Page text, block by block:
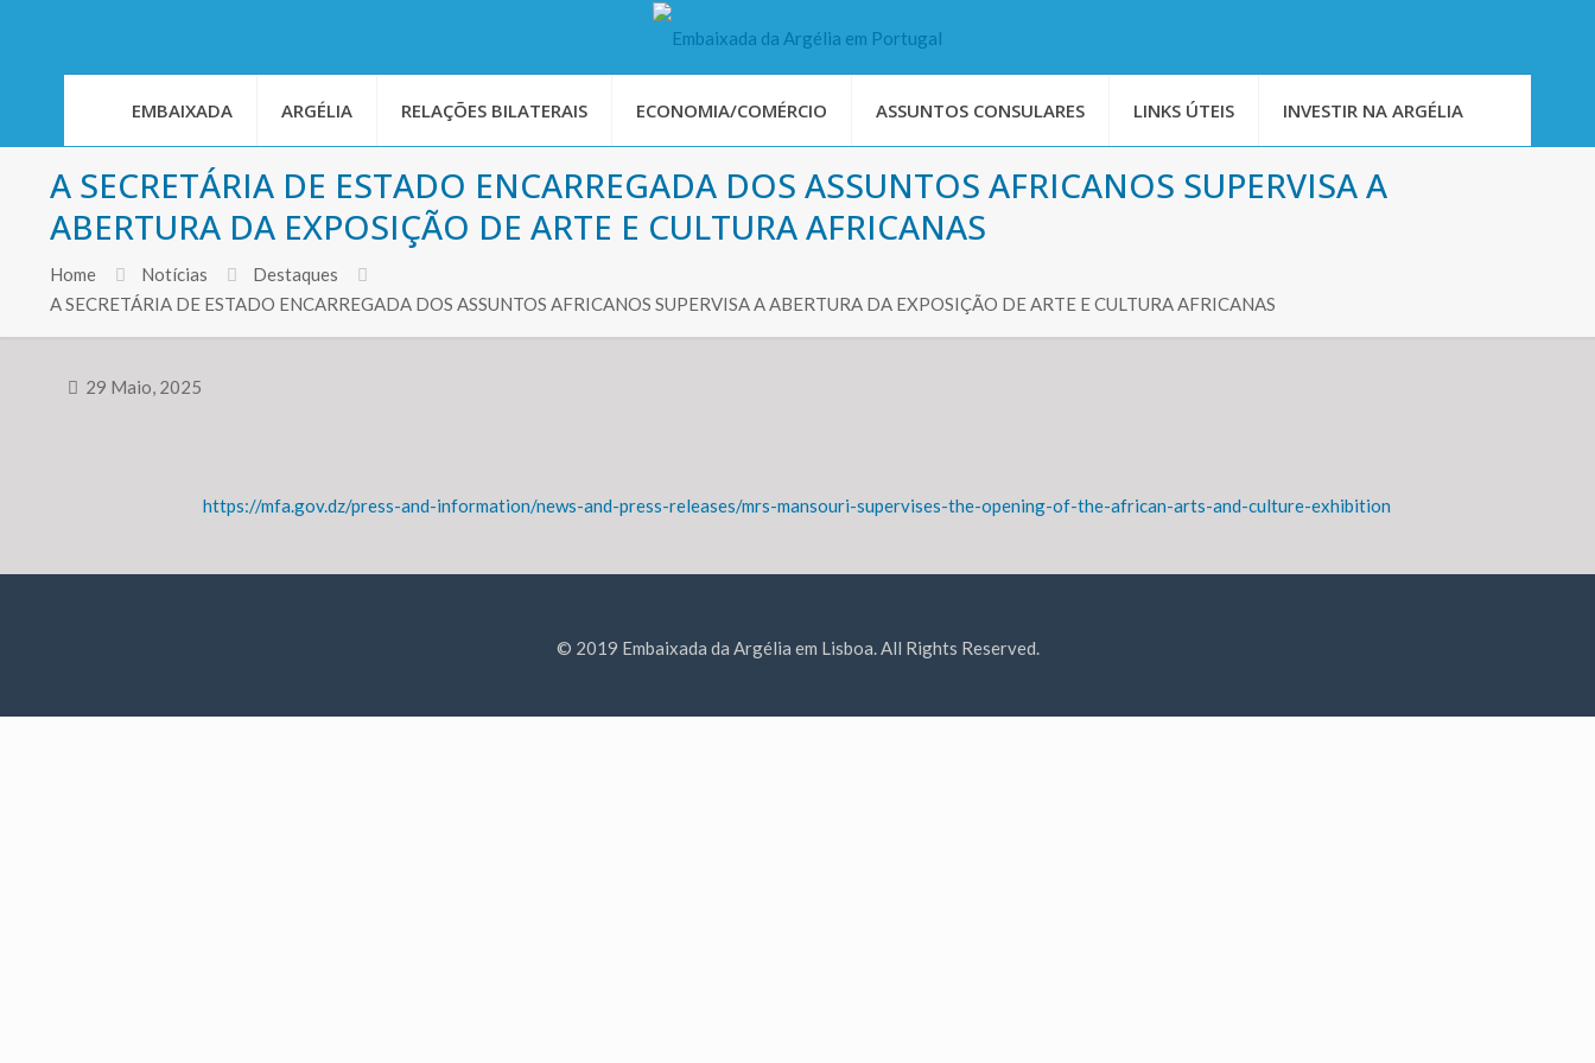
EMBAIXADA ARGÉLIA RELAÇÕES BILATERAIS ECONOMIA/COMÉRCIO ASSUNTOS CONSULARES LINKS ÚTEIS INVESTIR NA ARGÉLIA
A SECRETÁRIA DE ESTADO ENCARREGADA DOS ASSUNTOS AFRICANOS SUPERVISA A
ABERTURA DA EXPOSIÇÃO DE ARTE E CULTURA AFRICANAS
Home Notícias
Destaques
A SECRETÁRIA DE ESTADO ENCARREGADA DOS ASSUNTOS AFRICANOS SUPERVISA A ABERTURA DA EXPOSIÇÃO DE ARTE E CULTURA AFRICANAS
29 Maio, 2025
https://mfa.gov.dz/press-and-information/news-and-press-releases/mrs-mansouri-supervises-the-opening-of-the-african-arts-and-culture-exhibition
© 2019 Embaixada da Argélia em Lisboa. All Rights Reserved.